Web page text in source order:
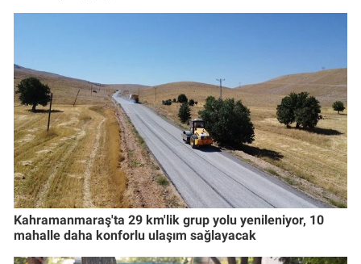
Kahramanmaraş'ta 29 km'lik grup yolu yenileniyor, 10
mahalle daha konforlu ulaşım sağlayacak